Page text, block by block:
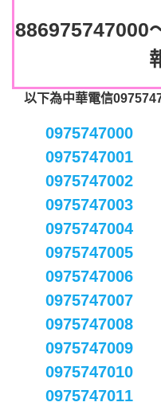
886975747000
以下為中華電信
0975747000
0975747001
0975747002
0975747003
0975747004
0975747005
0975747006
0975747007
0975747008
0975747009
0975747010
0975747011